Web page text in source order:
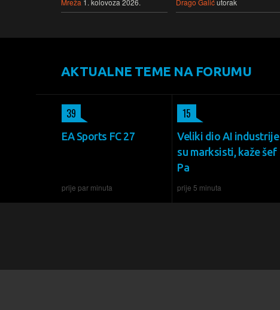
AKTUALNE TEME NA FORUMU
EA Sports FC 27
prije par minuta
39
Veliki dio AI industrije
su marksisti, kaže šef
Pa
prije 5 minuta
15